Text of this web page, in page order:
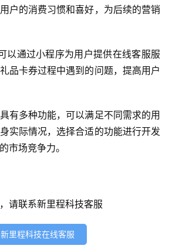
户的消费习惯和喜好，为后续的营销
以通过小程序为用户提供在线客服服
品卡券过程中遇到的问题，提高用户
有多种功能，可以满足不同需求的用
实际情况，选择合适的功能进行开发
市场竞争力。
请联系新里程科技客服
新里程科技在线客服